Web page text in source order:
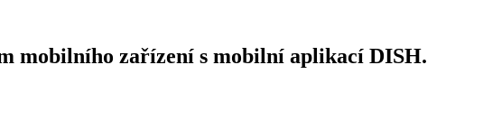
mobilního zařízení s mobilní aplikací DISH.